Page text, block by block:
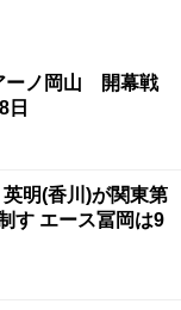
ーノ岡山 開幕戦
日
明(香川)が関東第
す エース冨岡は9